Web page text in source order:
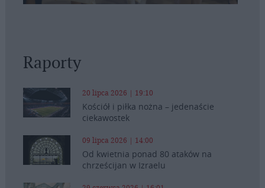
Raporty
20 lipca 2026 | 19:10
Kościół i piłka nożna – jedenaście
ciekawostek
09 lipca 2026 | 14:00
Od kwietnia ponad 80 ataków na
chrześcijan w Izraelu